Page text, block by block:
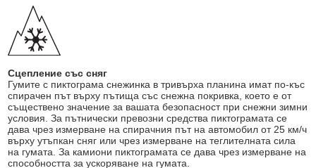
Сцепление със сняг
Гумите с пиктограма снежинка в тривърха планина имат по-къс
спирачен път върху пътища със снежна покривка, което е от
съществено значение за вашата безопасност при снежни зимни
условия. За пътнически превозни средства пиктограмата се
дава чрез измерване на спирачния път на автомобил от 25 км/ч
върху утъпкан сняг или чрез измерване на теглителната сила
на гумата. За камиони пиктограмата се дава чрез измерване на
способността за ускоряване на гумата.